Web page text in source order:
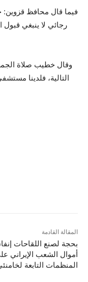
فيما قال محافظ
رجائي لا ينبغي
وقال خطيب صلاة
المقالة القادمة
بحجة لصنع اللقاحات
أموال الشعب الإيراني
المنظمات التابعة